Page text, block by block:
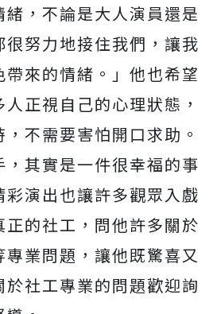
，不論是大人演員還是
很努力地接住我們，讓我
來的情緒。」 他也希望
正視自己的心理狀態，
不需要害怕開口求助。
其實是一件很幸福的事
彩演出也讓許多觀眾入戲
的社工， 問他許多關於
業問題，讓他既驚喜又
於社工專業的問題歡迎詢